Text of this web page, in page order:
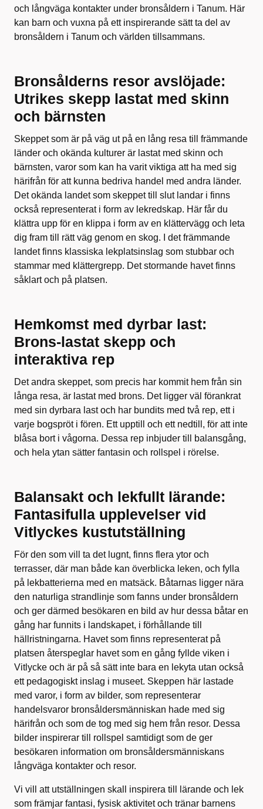
och långväga kontakter under bronsåldern i Tanum. Här
kan barn och vuxna på ett inspirerande sätt ta del av
bronsåldern i Tanum och världen tillsammans.
Bronsålderns resor avslöjade:
Utrikes skepp lastat med skinn
och bärnsten
Skeppet som är på väg ut på en lång resa till främmande
länder och okända kulturer är lastat med skinn och
bärnsten, varor som kan ha varit viktiga att ha med sig
härifrån för att kunna bedriva handel med andra länder.
Det okända landet som skeppet till slut landar i finns
också representerat i form av lekredskap. Här får du
klättra upp för en klippa i form av en klättervägg och leta
dig fram till rätt väg genom en skog. I det främmande
landet finns klassiska lekplatsinslag som stubbar och
stammar med klättergrepp. Det stormande havet finns
såklart och på platsen.
Hemkomst med dyrbar last:
Brons-lastat skepp och
interaktiva rep
Det andra skeppet, som precis har kommit hem från sin
långa resa, är lastat med brons. Det ligger väl förankrat
med sin dyrbara last och har bundits med två rep, ett i
varje bogspröt i fören. Ett upptill och ett nedtill, för att inte
blåsa bort i vågorna. Dessa rep inbjuder till balansgång,
och hela ytan sätter fantasin och rollspel i rörelse.
Balansakt och lekfullt lärande:
Fantasifulla upplevelser vid
Vitlyckes kustutställning
För den som vill ta det lugnt, finns flera ytor och
terrasser, där man både kan överblicka leken, och fylla
på lekbatterierna med en matsäck. Båtarnas ligger nära
den naturliga strandlinje som fanns under bronsåldern
och ger därmed besökaren en bild av hur dessa båtar en
gång har funnits i landskapet, i förhållande till
hällristningarna. Havet som finns representerat på
platsen återspeglar havet som en gång fyllde viken i
Vitlycke och är på så sätt inte bara en lekyta utan också
ett pedagogiskt inslag i museet. Skeppen här lastade
med varor, i form av bilder, som representerar
handelsvaror bronsåldersmänniskan hade med sig
härifrån och som de tog med sig hem från resor. Dessa
bilder inspirerar till rollspel samtidigt som de ger
besökaren information om bronsåldersmänniskans
långväga kontakter och resor.
Vi vill att utställningen skall inspirera till lärande och lek
som främjar fantasi, fysisk aktivitet och tränar barnens